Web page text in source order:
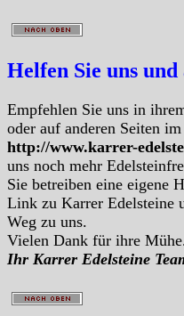
Helfen Sie uns
Empfehlen Sie uns in
oder auf anderen Seiten
http://www.karrer-
uns noch mehr
Sie betreiben eine eigene
Link zu Karrer Edelsteine
Weg zu uns.
Vielen Dank für ihre
Ihr Karrer Edelsteine